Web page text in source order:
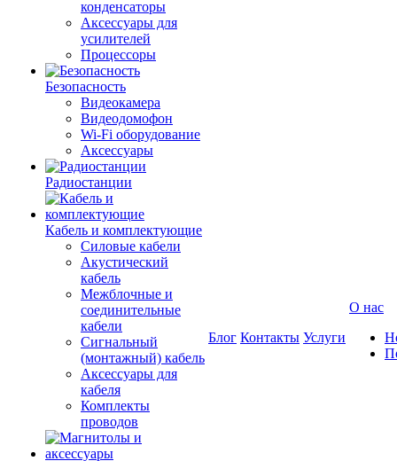
конденсаторы
Аксессуары для
усилителей
Процессоры
Безопасность
Видеокамера
Видеодомофон
Wi-Fi оборудование
Аксессуары
Радиостанции
Кабель и комплектующие
Силовые кабели
Акустический
кабель
Межблочные и
соединительные
кабели
Сигнальный
(монтажный) кабель
Аксессуары для
кабеля
Комплекты
проводов
Блог Контакты Услуги
О нас